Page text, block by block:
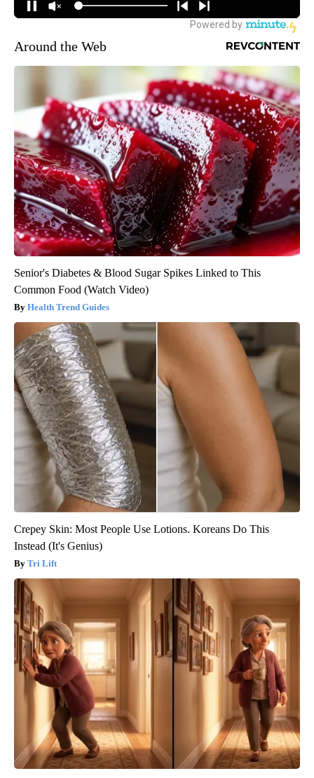
Around the Web
Senior's Diabetes & Blood Sugar Spikes Linked to This
Common Food (Watch Video)
Health Trend Guides
Crepey Skin: Most People Use Lotions. Koreans Do This
Instead (It's Genius)
Tri Lift